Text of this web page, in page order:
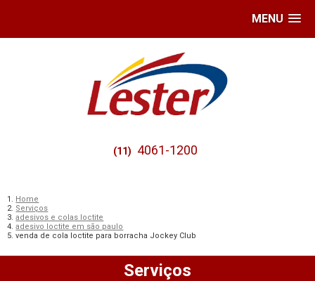
MENU
(11) 4061-1200
Home
Serviços
adesivos e colas loctite
adesivo loctite em são paulo
venda de cola loctite para borracha Jockey Club
Serviços